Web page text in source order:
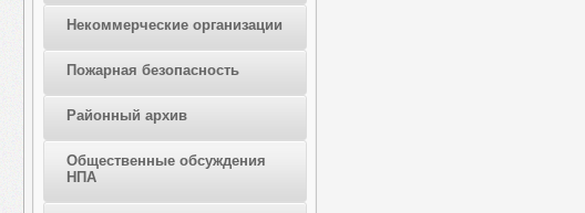
Некоммерческие организации
Пожарная безопасность
Районный архив
Общественные обсуждения
НПА